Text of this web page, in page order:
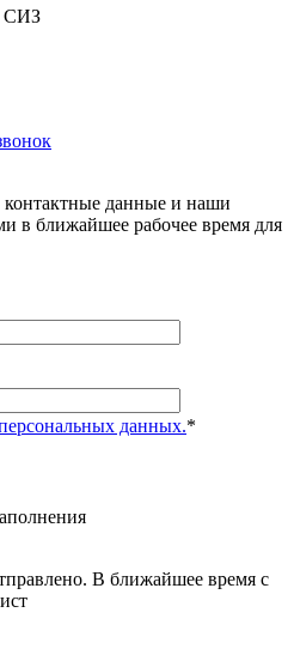
СИЗ
данные и наши
в ближайшее рабочее время для
данных.*
В ближайшее время с